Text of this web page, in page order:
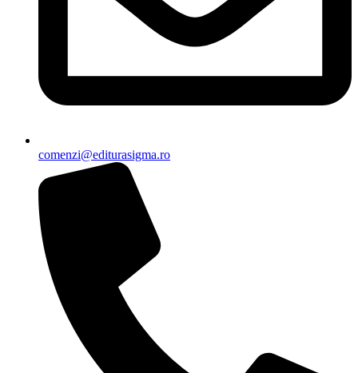
comenzi@editurasigma.ro